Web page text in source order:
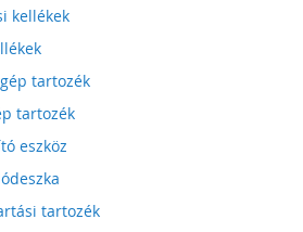
kellékek
tartozék
tartozék
eszköz
tartozék